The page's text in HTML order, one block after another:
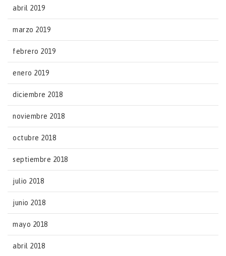
abril 2019
marzo 2019
febrero 2019
enero 2019
diciembre 2018
noviembre 2018
octubre 2018
septiembre 2018
julio 2018
junio 2018
mayo 2018
abril 2018